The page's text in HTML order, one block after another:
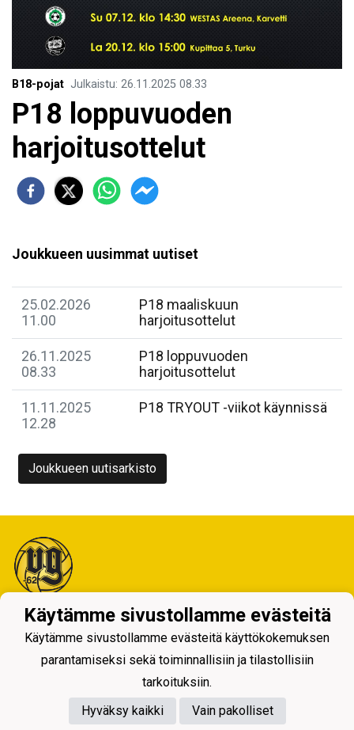
B18-pojat Julkaistu: 26.11.2025 08.33
P18 loppuvuoden
harjoitusottelut
Joukkueen uusimmat uutiset
25.02.2026
11.00
P18 maaliskuun
harjoitusottelut
26.11.2025
08.33
P18 loppuvuoden
harjoitusottelut
11.11.2025
12.28
P18 TRYOUT -viikot käynnissä
Joukkueen uutisarkisto
Tietosuojaseloste
Powered by
Käytämme sivustollamme evästeitä
Käytämme sivustollamme evästeitä käyttökokemuksen
parantamiseksi sekä toiminnallisiin ja tilastollisiin
tarkoituksiin.
Hyväksy kaikki
Vain pakolliset